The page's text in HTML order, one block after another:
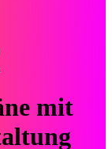
mit